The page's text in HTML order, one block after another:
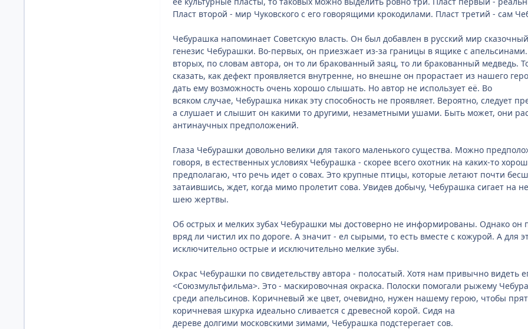
Пласт второй - мир Чуковского с его говорящими крокодилами. Пласт третий - сам
Чебурашка напоминает Советскую власть. Он был добавлен в русский мир
генезис Чебурашки. Во-первых, он приезжает из-за границы в ящике с апельсинами.
вторых, по словам автора, он то ли бракованный заяц, то ли бракованный медведь.
сказать, как дефект проявляется внутренне, но внешне он прорастает из нашего
дать ему возможность очень хорошо слышать. Но автор не использует её. Во
всяком случае, Чебурашка никак эту способность не проявляет. Вероятно,
а слушает и слышит он какими то другими, незаметными ушами. Быть может, они
антинаучных предположений.
Глаза Чебурашки довольно велики для такого маленького существа. Можно
говоря, в естественных условиях Чебурашка - скорее всего охотник на каких-то
предполагаю, что речь идет о совах. Это крупные птицы, которые летают почти
затаившись, ждет, когда мимо пролетит сова. Увидев добычу, Чебурашка сигает на
шею жертвы.
Об острых и мелких зубах Чебурашки мы достоверно не информированы. Однако
вряд ли чистил их по дороге. А значит - ел сырыми, то есть вместе с кожурой. А
исключительно острые и исключительно мелкие зубы.
Окрас Чебурашки по свидетельству автора - полосатый. Хотя нам привычно видеть
<Союзмультфильма>. Это - маскировочная окраска. Полоски помогали рыжему
среди апельсинов. Коричневый же цвет, очевидно, нужен нашему герою, чтобы
коричневая шкурка идеально сливается с древесной корой. Сидя на
дереве долгими московскими зимами, Чебурашка подстерегает сов.